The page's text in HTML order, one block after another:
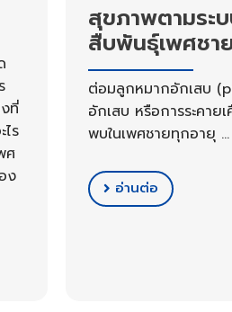
ที่
ร
ศ
ง
สุขภาพตามระ
สืบพันธุ์เพศชา
ต่อมลูกหมากอักเสบ
อักเสบ หรือการระคา
พบในเพศชายทุกอายุ …
อ่านต่อ